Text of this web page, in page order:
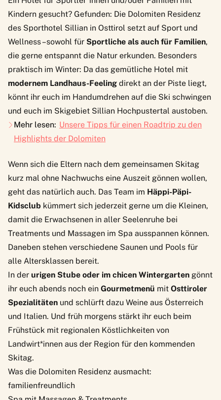
Kindern gesucht? Gefunden: Die Dolomiten Residenz
des Sporthotel Sillian in Osttirol setzt auf Sport und
Wellness –sowohl für Sportliche als auch für Familien,
die gerne entspannt die Natur erkunden. Besonders
praktisch im Winter: Da das gemütliche Hotel mit
modernem Landhaus-Feeling direkt an der Piste liegt,
könnt ihr euch im Handumdrehen auf die Ski schwingen
und euch im Skigebiet Sillian Hochpustertal austoben.
Mehr lesen: Unsere Tipps für einen Roadtrip zu den
Highlights der Dolomiten
Wenn sich die Eltern nach dem gemeinsamen Skitag
kurz mal ohne Nachwuchs eine Auszeit gönnen wollen,
geht das natürlich auch. Das Team im Häppi-Päpi-
Kidsclub kümmert sich jederzeit gerne um die Kleinen,
damit die Erwachsenen in aller Seelenruhe bei
Treatments und Massagen im Spa ausspannen können.
Daneben stehen verschiedene Saunen und Pools für
alle Altersklassen bereit.
In der urigen Stube oder im chicen Wintergarten gönnt
ihr euch abends noch ein Gourmetmenü mit Osttiroler
Spezialitäten und schlürft dazu Weine aus Österreich
und Italien. Und früh morgens stärkt ihr euch beim
Frühstück mit regionalen Köstlichkeiten von
Landwirt*innen aus der Region für den kommenden
Skitag.
Was die Dolomiten Residenz ausmacht:
familienfreundlich